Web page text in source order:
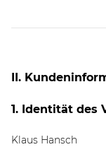
II.
1. Identität des
Klaus Hansch